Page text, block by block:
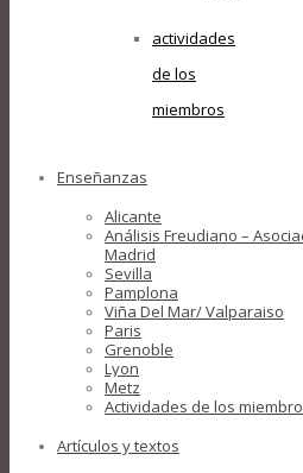
actividades
de los
miembros
Enseñanzas
Alicante
Análisis Freudiano –
Madrid
Sevilla
Pamplona
Viña Del Mar/ Valparaiso
Paris
Grenoble
Lyon
Metz
Actividades de los
Artículos y textos